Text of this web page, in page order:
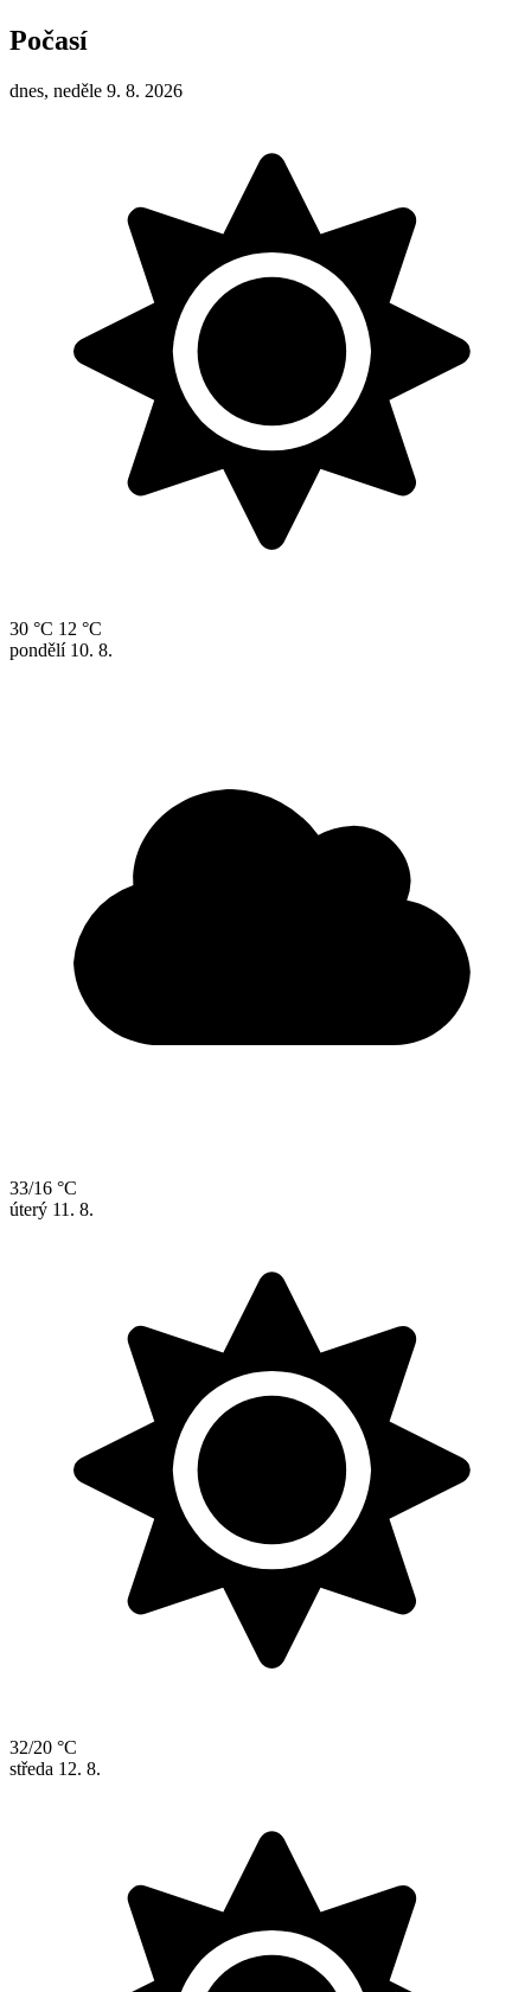
Počasí
dnes, neděle 9. 8. 2026
30 °C 12 °C
pondělí 10. 8.
33/16 °C
úterý 11. 8.
32/20 °C
středa 12. 8.